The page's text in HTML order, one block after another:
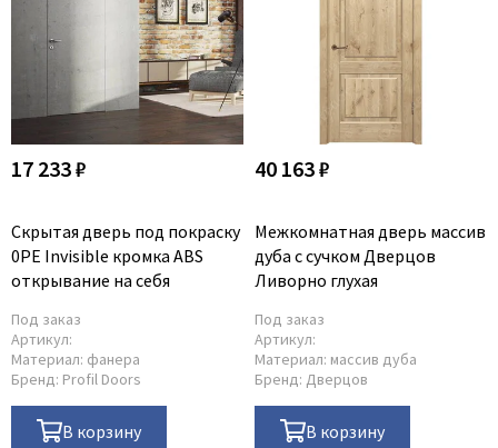
17 233 ₽
Скрытая дверь под покраску
0PE Invisible кромка ABS
открывание на себя
Под заказ
Артикул:
Материал: фанера
Бренд: Profil Doors
В корзину
40 163 ₽
Межкомнатная дверь массив
дуба с сучком Дверцов
Ливорно глухая
Под заказ
Артикул:
Материал: массив дуба
Бренд: Дверцов
В корзину